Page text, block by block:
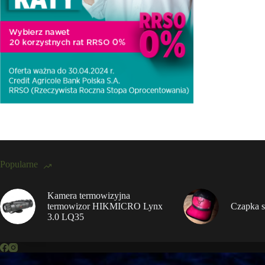
Popularne
Kamera termowizyjna
termowizor HIKMICRO Lynx
3.0 LQ35
Czapka